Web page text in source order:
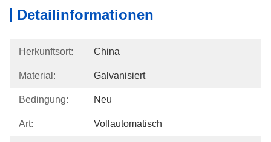
Detailinformationen
Herkunftsort: China
Material: Galvanisiert
Bedingung: Neu
Art: Vollautomatisch